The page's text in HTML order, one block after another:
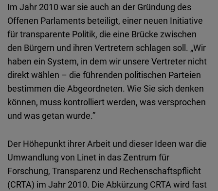
Im Jahr 2010 war sie auch an der Gründung des
Offenen Parlaments beteiligt, einer neuen Initiative
für transparente Politik, die eine Brücke zwischen
den Bürgern und ihren Vertretern schlagen soll. „Wir
haben ein System, in dem wir unsere Vertreter nicht
direkt wählen – die führenden politischen Parteien
bestimmen die Abgeordneten. Wie Sie sich denken
können, muss kontrolliert werden, was versprochen
und was getan wurde.”
Der Höhepunkt ihrer Arbeit und dieser Ideen war die
Umwandlung von Linet in das Zentrum für
Forschung, Transparenz und Rechenschaftspflicht
(CRTA) im Jahr 2010. Die Abkürzung CRTA wird fast